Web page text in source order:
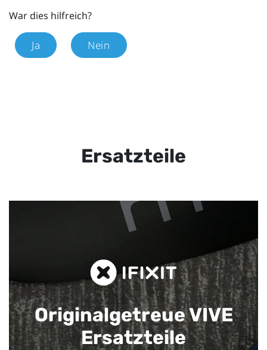
War dies hilfreich?
Ja Nein
Ersatzteile
Originalgetreue VIVE
Ersatzteile